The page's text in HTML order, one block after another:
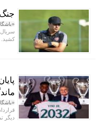
کشید.
دیگر